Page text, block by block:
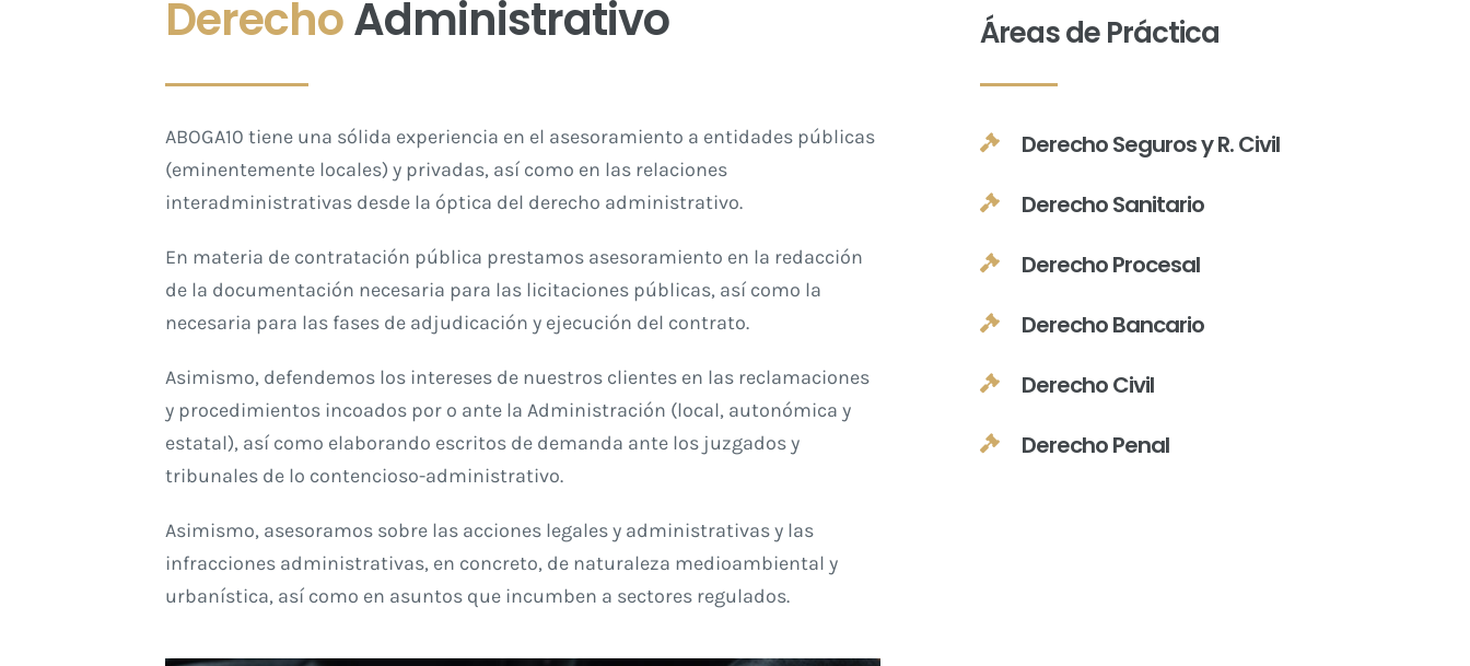
DerechoAdministrativo
ABOGA10 tiene una sólida experiencia en el asesoramiento a entidades públicas
(eminentemente locales) y privadas, así como en las relaciones
interadministrativas desde la óptica del derecho administrativo.
En materia de contratación pública prestamos asesoramiento en la redacción
de la documentación necesaria para las licitaciones públicas, así como la
necesaria para las fases de adjudicación y ejecución del contrato.
Asimismo, defendemos los intereses de nuestros clientes en las reclamaciones
y procedimientos incoados por o ante la Administración (local, autonómica y
estatal), así como elaborando escritos de demanda ante los juzgados y
tribunales de lo contencioso-administrativo.
Asimismo, asesoramos sobre las acciones legales y administrativas y las
infracciones administrativas, en concreto, de naturaleza medioambiental y
urbanística, así como en asuntos que incumben a sectores regulados.
Áreas de Práctica
Derecho Seguros y R. Civil
Derecho Sanitario
Derecho Procesal
Derecho Bancario
Derecho Civil
Derecho Penal